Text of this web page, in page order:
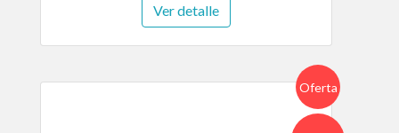
Ver detalle
Oferta